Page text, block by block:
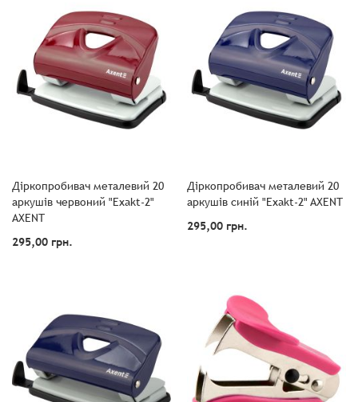
Діркопробивач металевий 20
аркушів червоний "Exakt-2"
AXENT
295,00 грн.
Діркопробивач металевий 20
аркушів синій "Exakt-2" AXENT
295,00 грн.